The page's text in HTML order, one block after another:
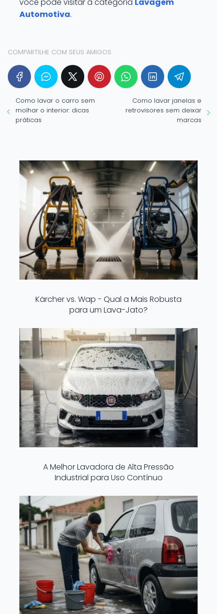
você pode visitar a categoría Lavagem
Automotiva.
COMPARTILHE COM SEUS AMIGOS
Como lavar o carro sem
molhar o interior: dicas
práticas
Como lavar janelas e
retrovisores sem deixar
marcas
Kärcher vs. Wap - Qual a Mais Robusta
para um Lava-Jato?
A Melhor Lavadora de Alta Pressão
Industrial para Uso Contínuo